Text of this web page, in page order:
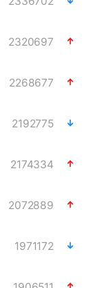
2320697
2268677
2192775
2174334
2072889
1971172